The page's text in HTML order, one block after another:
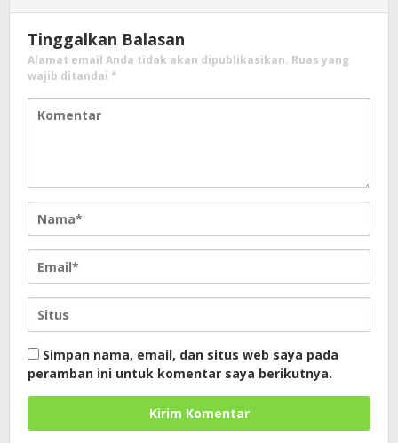
Tinggalkan Balasan
Alamat email Anda tidak akan dipublikasikan. Ruas yang
wajib ditandai *
Simpan nama, email, dan situs web saya pada
peramban ini untuk komentar saya berikutnya.